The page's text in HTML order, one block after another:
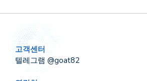
고객센터
텔레그램 @goat82